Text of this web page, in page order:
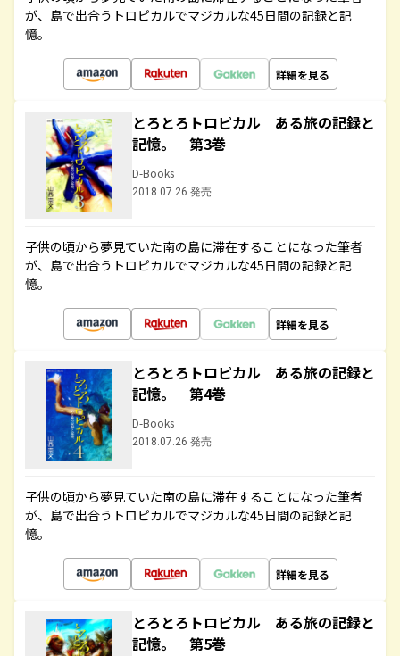
が、島で出合うトロピカルでマジカルな45日間の記録と記
憶。
詳細を見る
とろとろトロピカル ある旅の記録と
記憶。 第3巻
D-Books
2018.07.26 発売
子供の頃から夢見ていた南の島に滞在することになった筆者
が、島で出合うトロピカルでマジカルな45日間の記録と記
憶。
詳細を見る
とろとろトロピカル ある旅の記録と
記憶。 第4巻
D-Books
2018.07.26 発売
子供の頃から夢見ていた南の島に滞在することになった筆者
が、島で出合うトロピカルでマジカルな45日間の記録と記
憶。
詳細を見る
とろとろトロピカル ある旅の記録と
記憶。 第5巻